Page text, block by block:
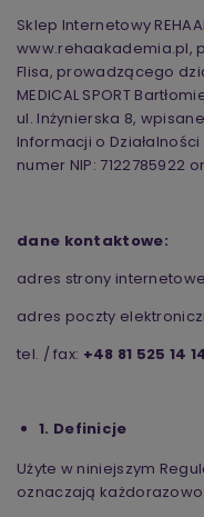
Sklep Internetowy
www.rehaakademia.pl,
Flisa, prowadzącego
MEDICAL SPORT
ul. Inżynierska 8,
Informacji o
numer NIP: 7122785922
dane kontaktowe:
adres strony
adres poczty
tel. / fax: +48 81 525 14
1. Definicje
Użyte w niniejszym
oznaczają każdorazowo: